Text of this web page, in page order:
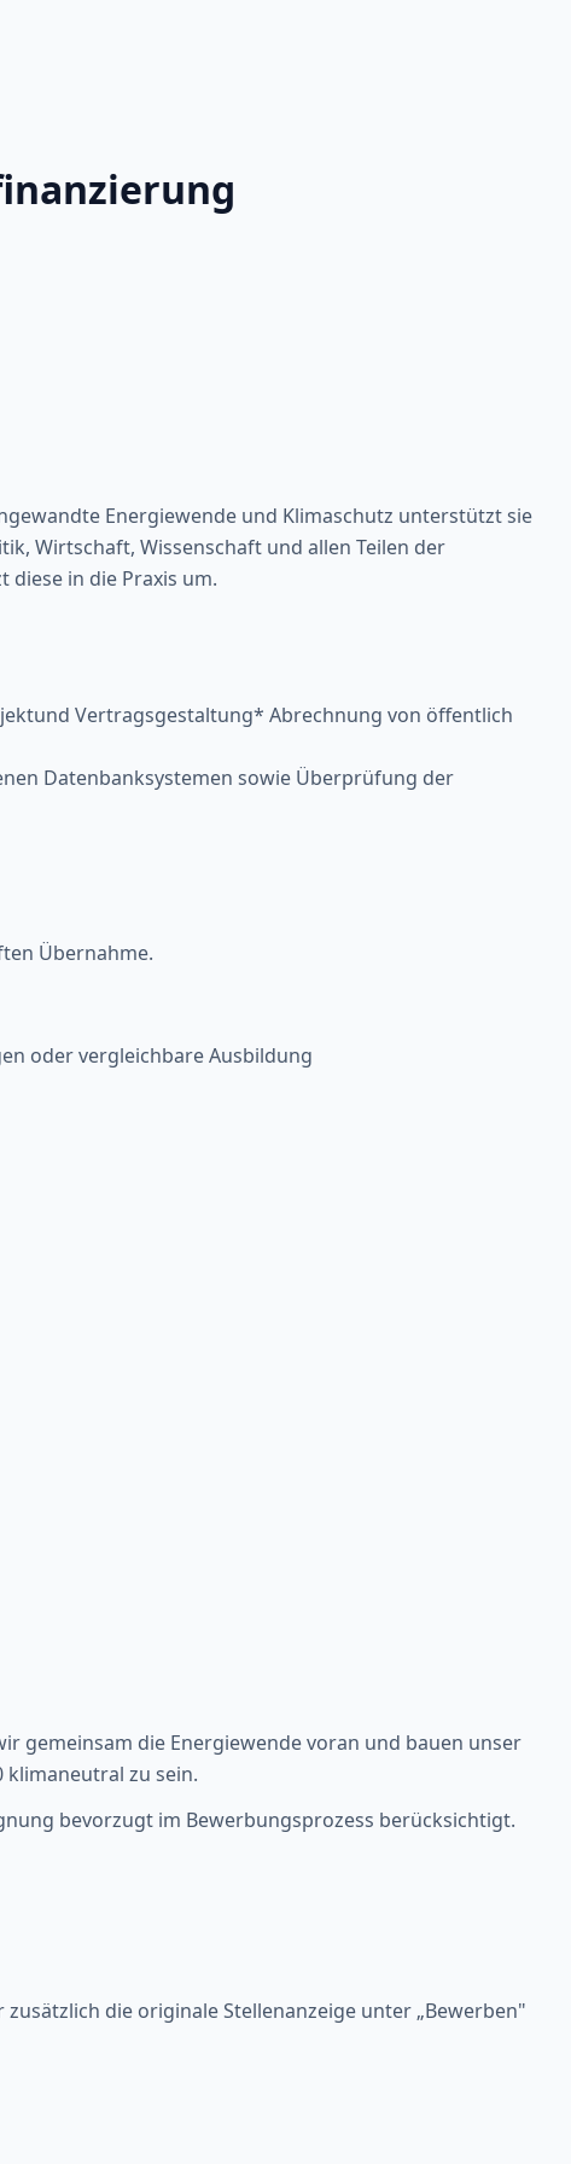
Energiewende und Klimaschutz unterstützt sie
Wirtschaft, Wissenschaft und allen Teilen der
in die Praxis um.
Vertragsgestaltung* Abrechnung von öffentlich
Datenbanksystemen sowie Überprüfung der
Übernahme.
oder vergleichbare Ausbildung
gemeinsam die Energiewende voran und bauen unser
klimaneutral zu sein.
bevorzugt im Bewerbungsprozess berücksichtigt.
die originale Stellenanzeige unter „Bewerben"